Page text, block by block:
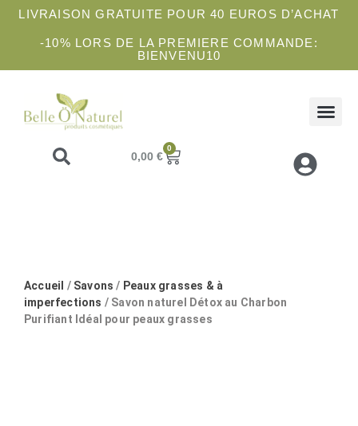
LIVRAISON GRATUITE POUR 40 EUROS D’ACHAT
-10% LORS DE LA PREMIERE COMMANDE:
BIENVENU10
0,00 €
0
Accueil / Savons / Peaux grasses & à
imperfections / Savon naturel Détox au Charbon
Purifiant Idéal pour peaux grasses